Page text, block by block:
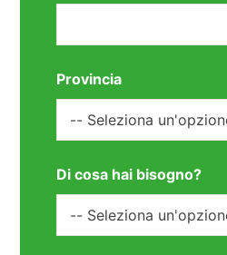
Provincia
Di cosa hai bisogno?